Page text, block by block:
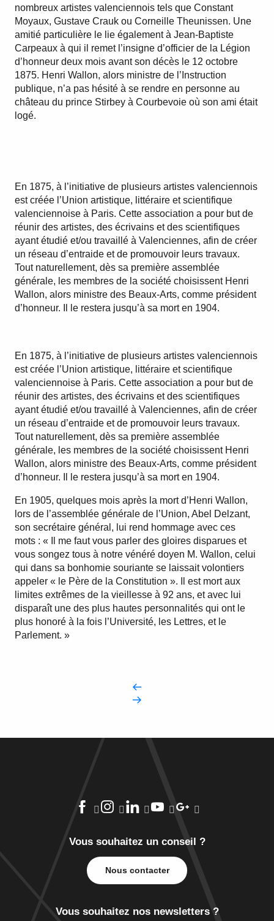
nombreux artistes valenciennois tels que Constant
Moyaux, Gustave Crauk ou Corneille Theunissen. Une
amitié particulière le lie également à Jean-Baptiste
Carpeaux à qui il remet l’insigne d’officier de la Légion
d’honneur deux mois avant son décès le 12 octobre
1875. Henri Wallon, alors ministre de l’Instruction
publique, n’a pas hésité à se rendre en personne au
château du prince Stirbey à Courbevoie où son ami était
logé.
En 1875, à l’initiative de plusieurs artistes valenciennois
est créée l’Union artistique, littéraire et scientifique
valenciennoise à Paris. Cette association a pour but de
réunir des artistes, des écrivains et des scientifiques
ayant étudié et/ou travaillé à Valenciennes, afin de créer
un réseau d’entraide et de promouvoir leurs travaux.
Tout naturellement, dès sa première assemblée
générale, les membres de la société choisissent Henri
Wallon, alors ministre des Beaux-Arts, comme président
d’honneur. Il le restera jusqu’à sa mort en 1904.
En 1875, à l’initiative de plusieurs artistes valenciennois
est créée l’Union artistique, littéraire et scientifique
valenciennoise à Paris. Cette association a pour but de
réunir des artistes, des écrivains et des scientifiques
ayant étudié et/ou travaillé à Valenciennes, afin de créer
un réseau d’entraide et de promouvoir leurs travaux.
Tout naturellement, dès sa première assemblée
générale, les membres de la société choisissent Henri
Wallon, alors ministre des Beaux-Arts, comme président
d’honneur. Il le restera jusqu’à sa mort en 1904.
En 1905, quelques mois après la mort d’Henri Wallon,
lors de l’assemblée générale de l’Union, Abel Delzant,
son secrétaire général, lui rend hommage avec ces
mots : « Il me faut vous parler des gloires disparues et
vous songez tous à notre vénéré doyen M. Wallon, celui
qui dans sa bonhomie souriante se laissait volontiers
appeler « le Père de la Constitution ». Il est mort aux
limites extrêmes de la vieillesse à 92 ans, et avec lui
disparaît une des plus hautes personnalités qui ont le
plus honoré à la fois l’Université, les Lettres, et le
Parlement. »
Vous souhaitez un conseil ?
Nous contacter
Vous souhaitez nos newsletters ?